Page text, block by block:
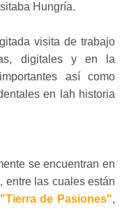
Hungría.
visita de trabajo
digitales y en la
así como
en lah historia
se encuentran en
entre las cuales están
"Tierra de Pasiones",